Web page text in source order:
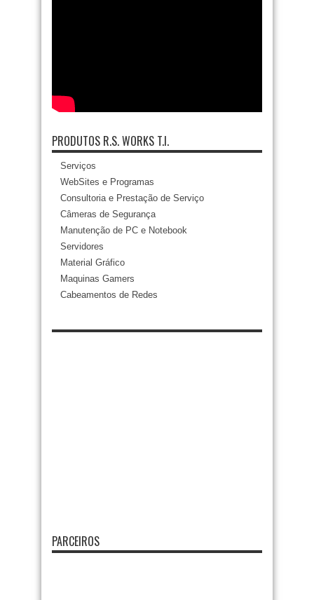
PRODUTOS R.S. WORKS T.I.
Serviços
WebSites e Programas
Consultoria e Prestação de Serviço
Câmeras de Segurança
Manutenção de PC e Notebook
Servidores
Material Gráfico
Maquinas Gamers
Cabeamentos de Redes
PARCEIROS